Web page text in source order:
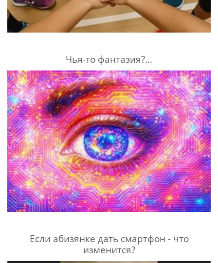
Чья-то фантазия?...
Если абизянке дать смартфон - что
изменится?